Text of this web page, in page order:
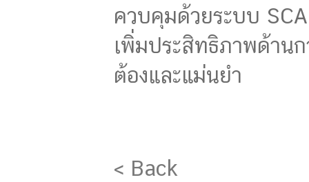
ควบคุมด้วยระบบ
เพิ่มประสิทธิภาพด้าน
ต้องและแม่นยำ
< Back